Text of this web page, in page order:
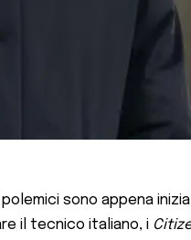
sono appena
il tecnico italiano, i